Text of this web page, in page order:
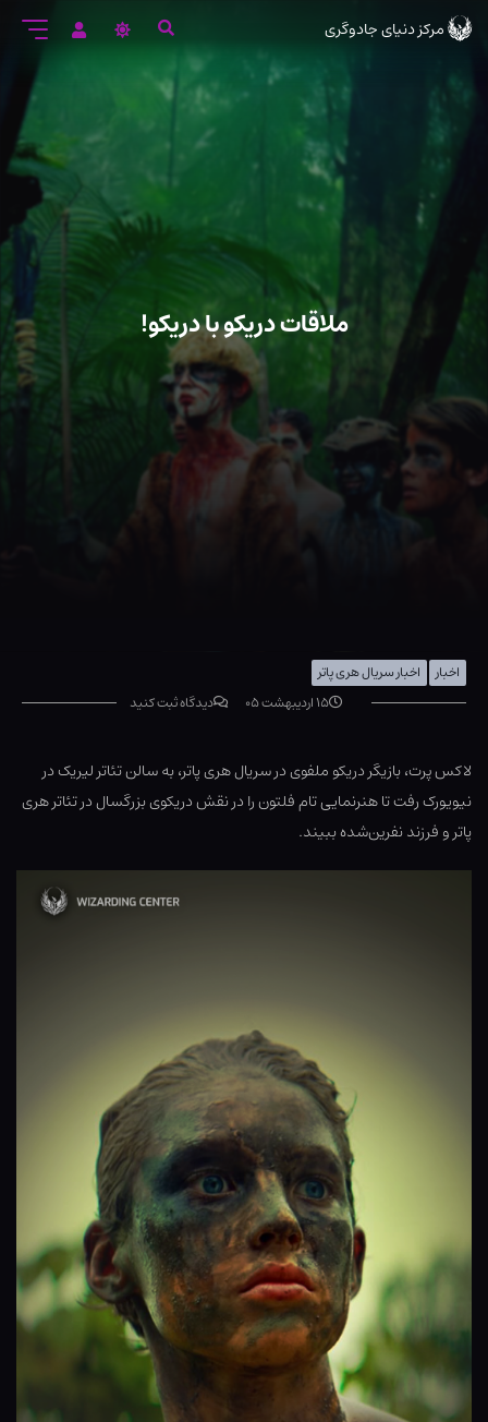
ورود
اصلی
مرکز دنیای جادوگری
ملاقات دریکو با دریکو!
اخبار
اخبار سریال هری پاتر
۱۵ اردیبهشت ۰۵
دیدگاه ثبت کنید
لاکس پرت، بازیگر دریکو ملفوی در سریال هری پاتر، به سالن تئاتر لیریک در
نیویورک رفت تا هنرنمایی تام فلتون را در نقش دریکوی بزرگسال در تئاتر هری
پاتر و فرزند نفرین‌شده ببیند.